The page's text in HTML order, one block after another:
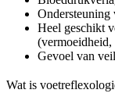
Ondersteuning
Heel geschikt
Gevoel van
Wat is